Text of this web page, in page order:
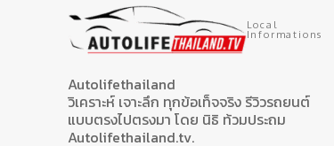
Local
Informations
Autolifethailand
วิเคราะห์ เจาะลึก ทุกข้อเท็จจริง รีวิวรถยนต์
แบบตรงไปตรงมา โดย นิธิ ท้วมประถม
Autolifethailand.tv.